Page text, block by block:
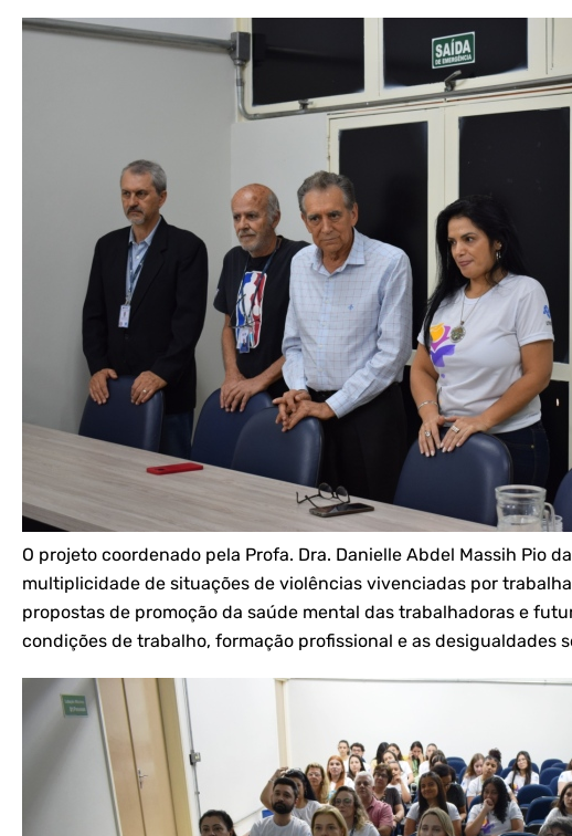
O projeto coordenado pela Profa. Dra. Danielle Abdel Massih Pio
multiplicidade de situações de violências vivenciadas por
propostas de promoção da saúde mental das trabalhadoras e
condições de trabalho, formação profissional e as desigualdades